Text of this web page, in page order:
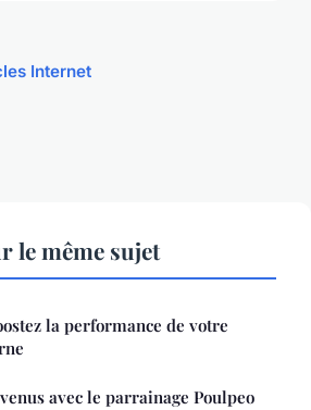
Internet
le même sujet
la performance de votre
avec le parrainage Poulpeo